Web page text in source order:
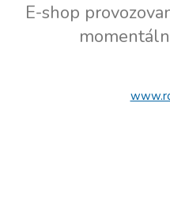
E-shop